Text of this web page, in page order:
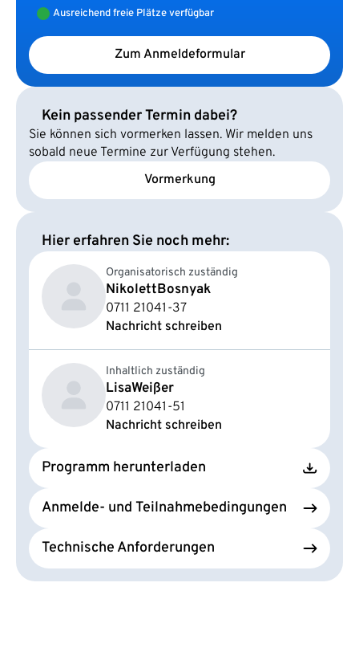
Ausreichend freie Plätze verfügbar
Zum Anmeldeformular
Kein passender Termin dabei?
Sie können sich vormerken lassen. Wir melden uns
sobald neue Termine zur Verfügung stehen.
Vormerkung
Hier erfahren Sie noch mehr:
Organisatorisch zuständig
NikolettBosnyak
0711 21041-37
Nachricht schreiben
Inhaltlich zuständig
LisaWeißer
0711 21041-51
Nachricht schreiben
Programm herunterladen
Anmelde- und Teilnahmebedingungen
Technische Anforderungen